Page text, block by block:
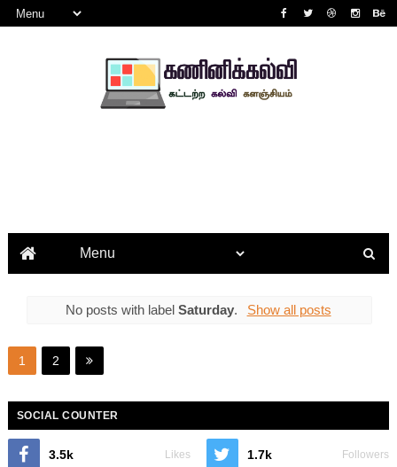
No posts with labelSaturday. Show all posts
1 2
SOCIAL COUNTER
3.5k Likes 1.7k Followers